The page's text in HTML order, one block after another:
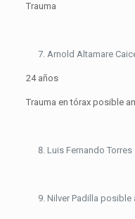
Trauma
Arnold Altamare
24 años
Trauma en tórax posible
Luis Fernando Torres
Nilver Padilla